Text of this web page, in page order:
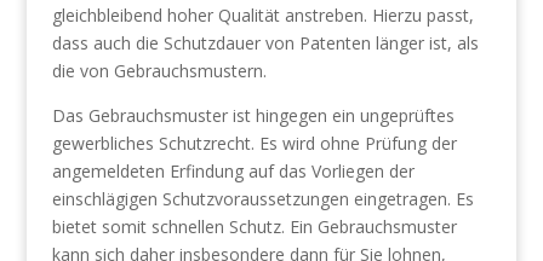
gleichbleibend hoher Qualität anstreben. Hierzu passt,
dass auch die Schutzdauer von Patenten länger ist, als
die von Gebrauchsmustern.
Das Gebrauchsmuster ist hingegen ein ungeprüftes
gewerbliches Schutzrecht. Es wird ohne Prüfung der
angemeldeten Erfindung auf das Vorliegen der
einschlägigen Schutzvoraussetzungen eingetragen. Es
bietet somit schnellen Schutz. Ein Gebrauchsmuster
kann sich daher insbesondere dann für Sie lohnen,